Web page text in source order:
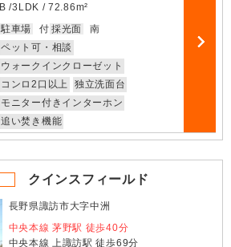
B /3LDK /72.86m²
駐車場
付 採光面
南
ペット可・相談
ウォークインクローゼット
コンロ2口以上
独立洗面台
モニター付きインターホン
追い焚き機能
クインスフィールド
長野県諏訪市大字中洲
中央本線 茅野駅 徒歩40分
中央本線 上諏訪駅 徒歩69分